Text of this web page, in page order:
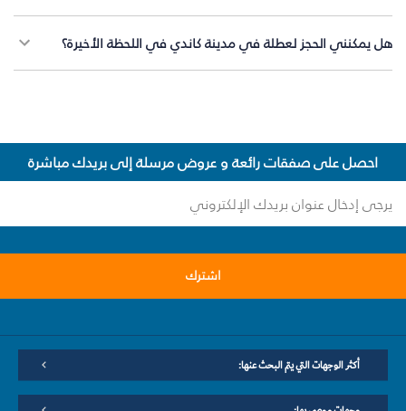
هل يمكنني الحجز لعطلة في مدينة كاندي في اللحظة الأخيرة؟
احصل على صفقات رائعة و عروض مرسلة إلى بريدك مباشرة
اشترك
أكثر الوجهات التي يتم البحث عنها: